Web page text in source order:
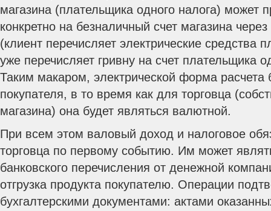
магазина (плательщика одного налога) может
конкретно на безналичный счет магазина
(клиент перечисляет электрические средства
уже перечисляет гривну на счет плательщика
Таким макаром, электрической форма расчета
покупателя, в то время как для торговца
магазина) она будет являться валютной.
При всем этом валовый доход и налоговое
торговца по первому событию. Им может
банковского перечисления от денежной
отгрузка продукта покупателю. Операции
бухгалтерскими документами: актами